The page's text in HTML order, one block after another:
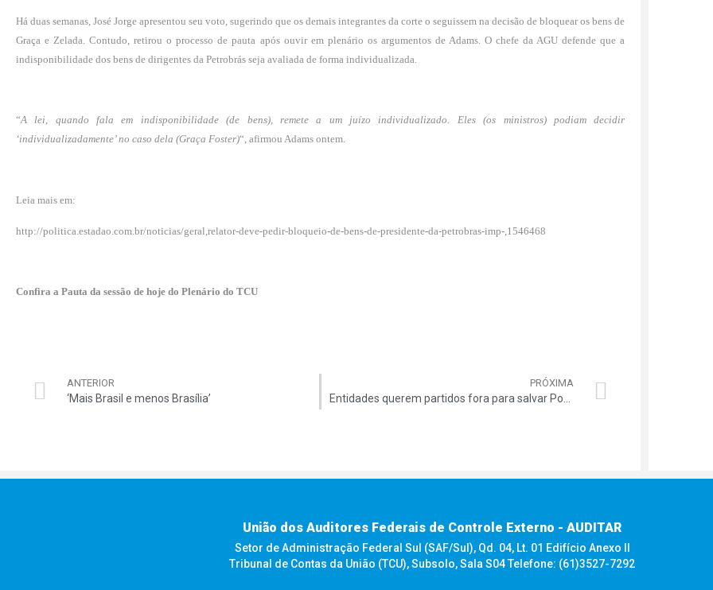
Há duas semanas, José Jorge apresentou seu voto, sugerindo que os demais integrantes da corte o seguissem na decisão de bloquear os bens de
Graça e Zelada. Contudo, retirou o processo de pauta após ouvir em plenário os argumentos de Adams. O chefe da AGU defende que a
indisponibilidade dos bens de dirigentes da Petrobrás seja avaliada de forma individualizada.
“A lei, quando fala em indisponibilidade (de bens), remete a um juízo individualizado. Eles (os ministros) podiam decidir
‘individualizadamente’ no caso dela (Graça Foster)“, afirmou Adams ontem.
Leia mais em:
http://politica.estadao.com.br/noticias/geral,relator-deve-pedir-bloqueio-de-bens-de-presidente-da-petrobras-imp-,1546468
Confira a Pauta da sessão de hoje do Plenário do TCU
ANTERIOR
‘Mais Brasil e menos Brasília’
PRÓXIMA
Entidades querem partidos fora para salvar Postalis
União dos Auditores Federais de Controle Externo - AUDITAR
Setor de Administração Federal Sul (SAF/Sul), Qd. 04, Lt. 01 Edifício Anexo II
Tribunal de Contas da União (TCU), Subsolo, Sala S04 Telefone: (61)3527-7292